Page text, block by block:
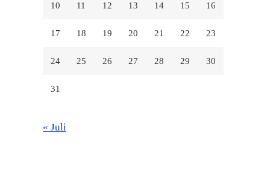
10 11 12 13 14 15 16
17 18 19 20 21 22 23
24 25 26 27 28 29 30
31
« Juli